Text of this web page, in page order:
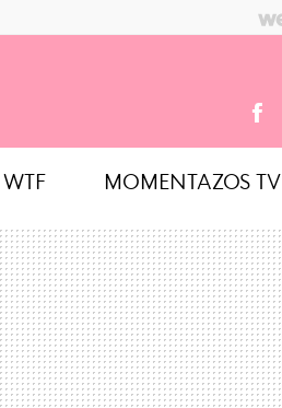
MOMENTAZOS TV